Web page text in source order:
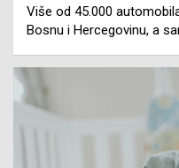
Više od 45.000
Bosnu i Hercegovinu, a